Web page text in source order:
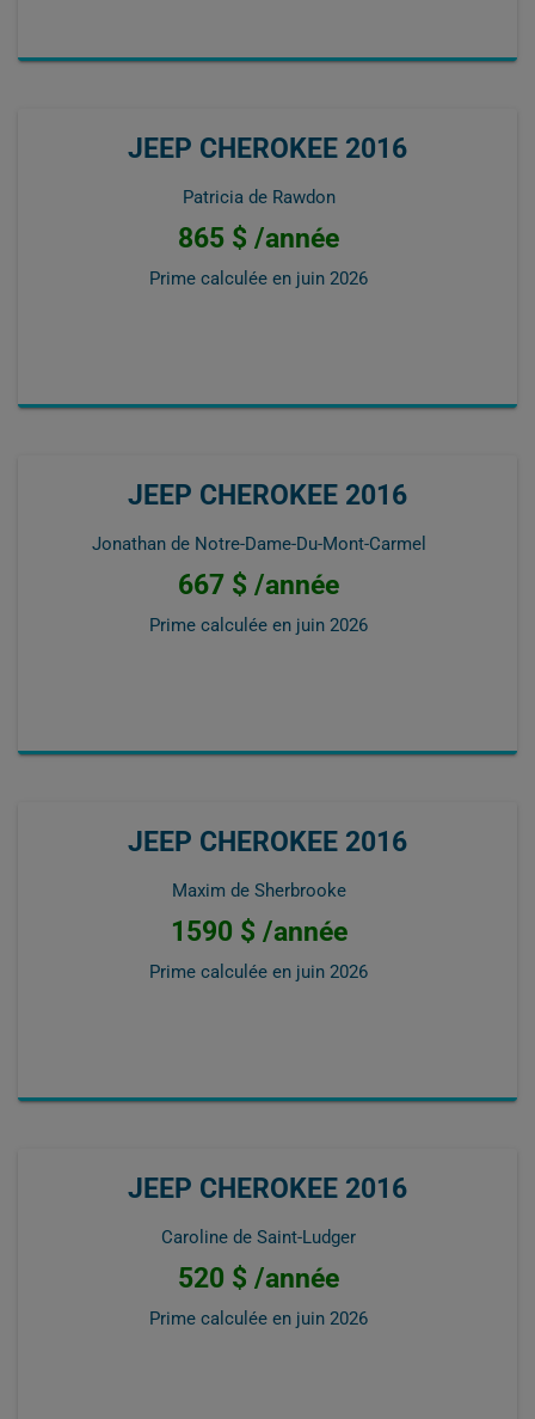
JEEP CHEROKEE 2016
Patricia de Rawdon
865 $ /année
Prime calculée en juin 2026
JEEP CHEROKEE 2016
Jonathan de Notre-Dame-Du-Mont-Carmel
667 $ /année
Prime calculée en juin 2026
JEEP CHEROKEE 2016
Maxim de Sherbrooke
1590 $ /année
Prime calculée en juin 2026
JEEP CHEROKEE 2016
Caroline de Saint-Ludger
520 $ /année
Prime calculée en juin 2026